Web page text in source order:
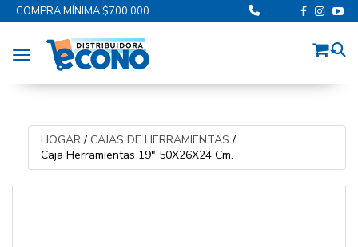
COMPRA MÍNIMA $700.000
Toggle navigation
HOGAR/ CAJAS DE HERRAMIENTAS /
Caja Herramientas 19" 50X26X24 Cm.